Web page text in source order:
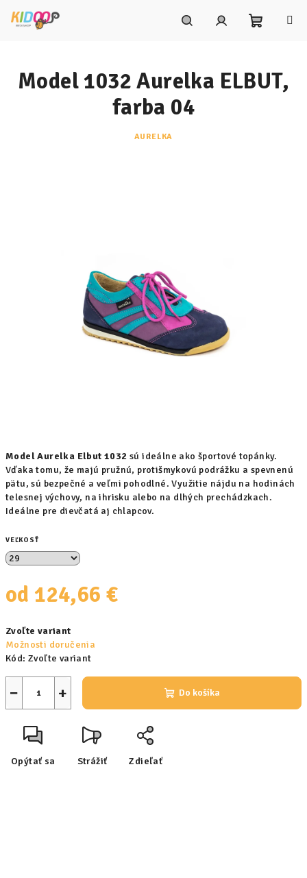
košík
Model Aurelka Elbut 1032 sú ideálne ako športové topánky.
Vďaka tomu, že majú pružnú, protišmykovú podrážku a spevnenú
pätu, sú bezpečné a veľmi pohodlné. Využitie nájdu na hodinách
telesnej výchovy, na ihrisku alebo na dlhých prechádzkach.
Ideálne pre dievčatá aj chlapcov.
VEĽKOSŤ
od 124,66 €
cena:
Zvoľte variant
Možnosti doručenia
Kód: Zvoľte variant
+
− Do košíka
Opýtať sa Strážiť Zdieľať
Model 1032 Aurelka ELBUT,
farba 04
AURELKA